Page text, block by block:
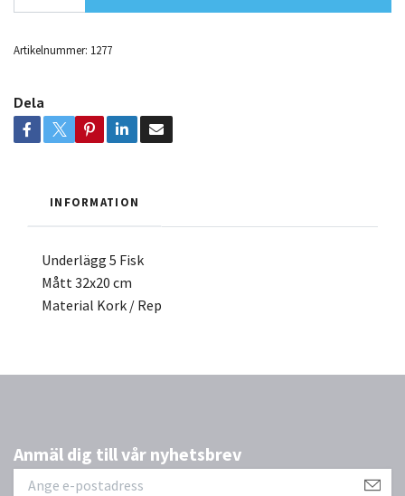
Artikelnummer: 1277
Dela
INFORMATION
Underlägg 5 Fisk
Mått 32x20 cm
Material Kork / Rep
Anmäl dig till vår nyhetsbrev